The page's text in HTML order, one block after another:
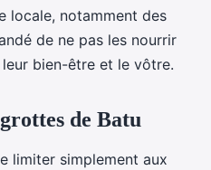
locale, notamment des
de ne pas les nourrir
bien-être et le vôtre.
de Batu
limiter simplement aux